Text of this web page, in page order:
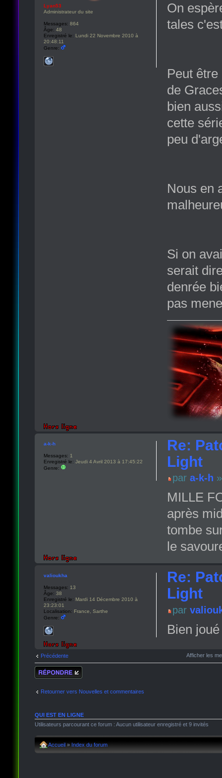
On
tales
Peut
de
bien
cette
peu
Nous en
Si on
serait
denrée
pas
Lyan53
Administrateur du site
Messages: 864
Âge: 48
Enregistré le: Lundi 22 Novembre 2010 à
20:48:11
Genre:
Re:
Light
par a-k-h
MILLE
après
tombe
le
a-k-h
Messages: 1
Enregistré le: Jeudi 4 Avril 2013 à 17:45:22
Genre:
Re:
Light
par
Bien
valioukha
Messages: 13
Âge: 38
Enregistré le: Mardi 14 Décembre 2010 à
23:23:01
Localisation: France, Sarthe
Genre:
Précédente Afficher les
Répondre
Retourner vers Nouvelles et commentaires
QUI EST EN LIGNE
Utilisateurs parcourant ce forum : Aucun utilisateur enregistré et 9 invités
Accueil » Index du forum